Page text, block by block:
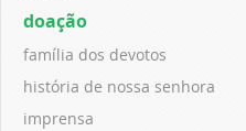
doação
família dos devotos
história de nossa senhora
imprensa